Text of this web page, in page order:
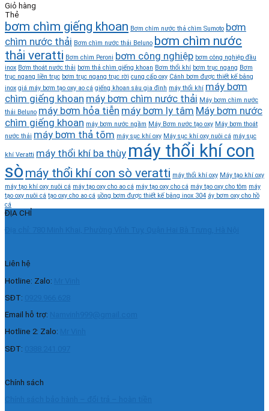
Giỏ hàng
Thẻ
bơm chìm giếng khoan Bơm chìm nước thả chìm Sumoto bơm
chìm nước thải Bơm chìm nước thải Beluno bơm chìm nước
thải veratti Bơm chìm Peroni bơm công nghiệp bơm công nghiệp đầu
inox Bơm thoát nước thải bơm thả chìm giếng khoan Bơm thổi khí bơm trục ngang Bơm
trục ngang liền trục bơm trục ngang trục rời cung cấp oxy Cánh bơm được thiết kế bằng
inox giá máy bơm tạo oxy ao cá giếng khoan sâu gia đình máy thổi khí máy bơm
chìm giếng khoan máy bơm chìm nước thải Máy bơm chìm nước
thải Beluno máy bơm hỏa tiễn máy bơm ly tâm Máy bơm nước
chìm giếng khoan máy bơm nước ngầm Máy Bơm nước tạo oxy Máy bơm thoát
nước thải máy bơm thả tõm máy sục khí oxy Máy sục khí oxy nuôi cá máy sục
khí Veratti máy thổi khí ba thùy máy thổi khí con
sò máy thổi khí con sò veratti máy thổi khí oxy Máy tạo khí oxy
máy tạo khí oxy nuôi cá máy tạo oxy cho ao cá máy tạo oxy cho cá máy tạo oxy cho tôm máy
tạo oxy nuôi cá tạo oxy cho ao cá uồng bơm được thiết kế bằng inox 304 áy bơm oxy cho hồ
cá
ĐỊA CHỈ
Liên hệ
Hotline: Zalo:
SĐT:
Email hỗ trợ:
Hotline 2: Zalo:
SĐT:
Chính sách